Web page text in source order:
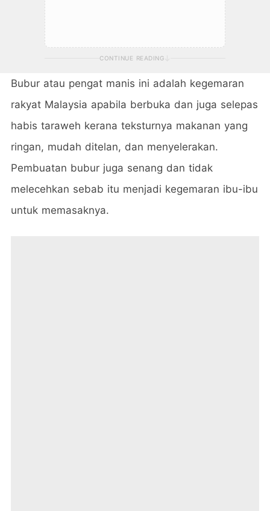
CONTINUE READING
Bubur atau pengat manis ini adalah kegemaran
rakyat Malaysia apabila berbuka dan juga selepas
habis taraweh kerana teksturnya makanan yang
ringan, mudah ditelan, dan menyelerakan.
Pembuatan bubur juga senang dan tidak
melecehkan sebab itu menjadi kegemaran ibu-ibu
untuk memasaknya.